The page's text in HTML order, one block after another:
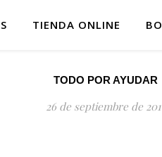
TIENDA ONLINE
TODO POR AYUDAR
26 de septiembre de